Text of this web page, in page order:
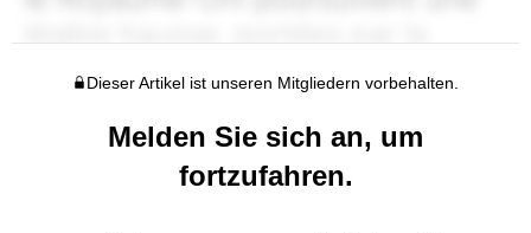
Dieser Artikel ist unseren Mitgliedern vorbehalten.
Melden Sie sich an, um
fortzufahren.